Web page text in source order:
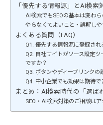
「優先する情報源」とAI検索
AI検索でもSEOの基本は変わら
やらなくてよいこと・誤解し
よくある質問（FAQ）
Q1. 優先する情報源に登録さ
Q2. 自社サイトがソース設定
ですか？
Q3. ボタンやディープリンクの
Q4. 中小企業でも効果は期待で
まとめ：AI検索時代の「選ば
SEO・AI検索対策のご相談は